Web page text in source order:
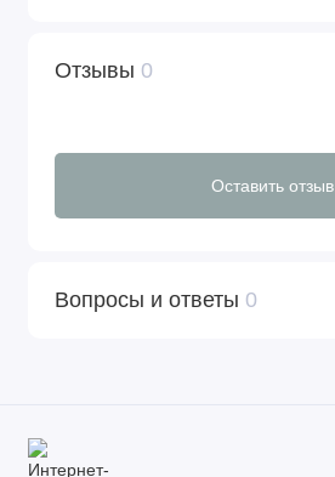
Отзывы 0
Оставить отзыв
Вопросы и ответы 0